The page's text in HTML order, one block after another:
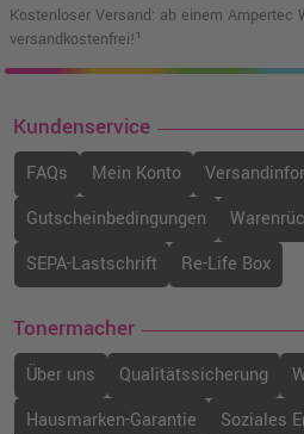
Kostenloser Versand: ab einem Ampertec
versandkostenfrei!¹
Kundenservice
FAQs Mein Konto
Gutscheinbedingungen
SEPA-Lastschrift
Re-Life Box
Tonermacher
Über uns Qualitätssicherung
Hausmarken-Garantie
Soziales